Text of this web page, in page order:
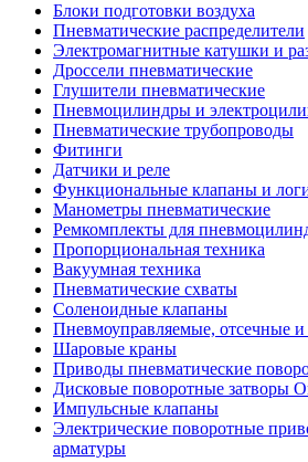
Блоки подготовки воздуха
Пневматические распределители
Электромагнитные катушки и
Дроссели пневматические
Глушители пневматические
Пневмоцилиндры и
Пневматические трубопроводы
Фитинги
Датчики и реле
Функциональные клапаны и
Манометры пневматические
Ремкомплекты для
Пропорциональная техника
Вакуумная техника
Пневматические схваты
Соленоидные клапаны
Пневмоуправляемые, отсечные
Шаровые краны
Приводы пневматические
Дисковые поворотные затворы
Импульсные клапаны
Электрические поворотные
арматуры